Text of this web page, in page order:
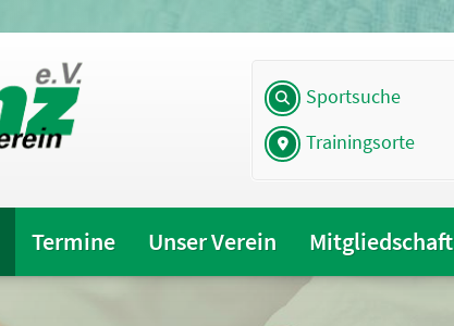
Sportsuche
Trainingsorte
Termine Unser Verein Mitgliedschaft